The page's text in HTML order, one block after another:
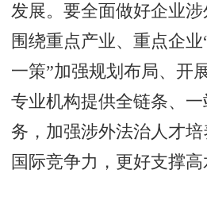
发展。要全面做好企业涉
围绕重点产业、重点企业
一策”加强规划布局、开
专业机构提供全链条、
务，加强涉外法治人才
国际竞争力，更好支撑高